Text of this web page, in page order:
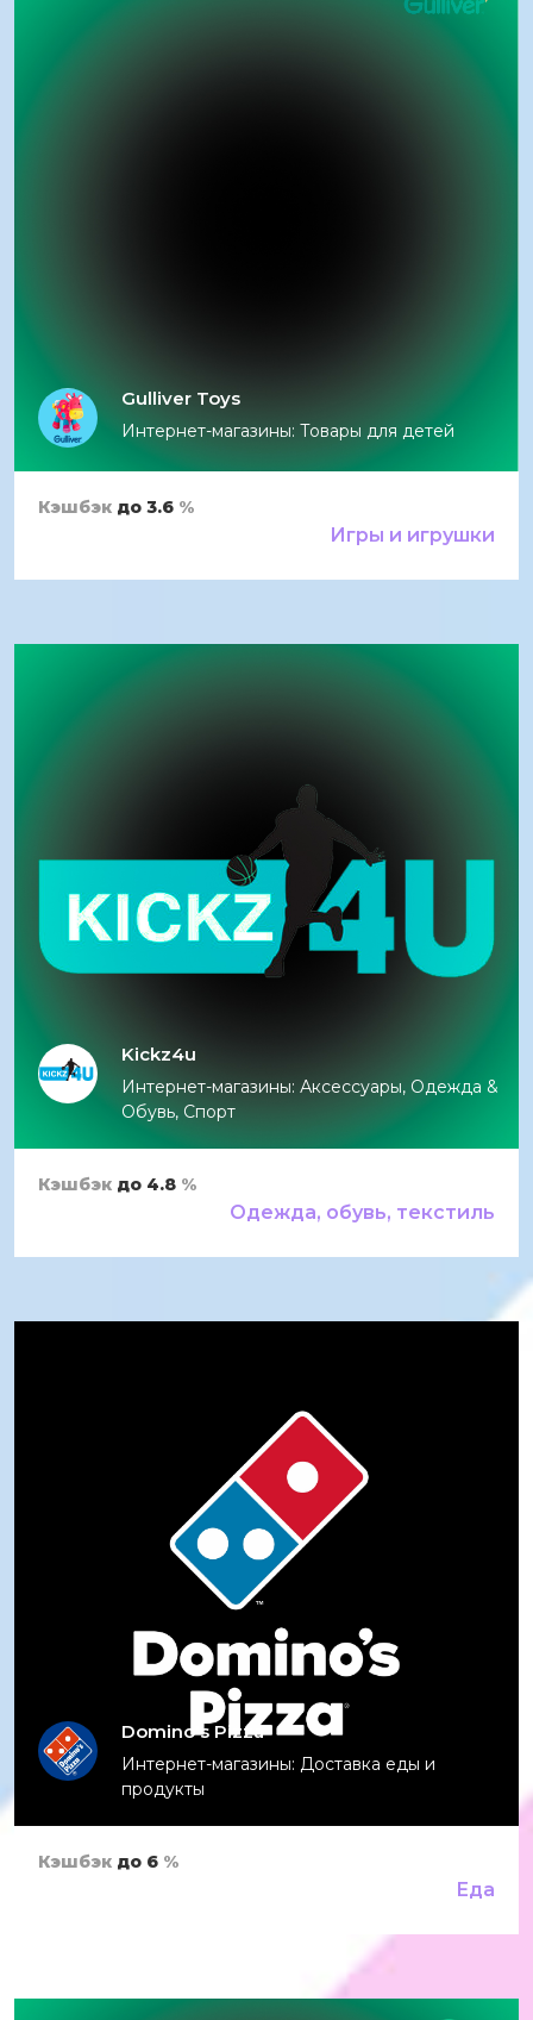
Gulliver Toys
Интернет-магазины: Товары для детей
Кэшбэк до 3.6 %
Игры и игрушки
Kickz4u
Интернет-магазины: Аксессуары, Одежда &
Обувь, Спорт
Кэшбэк до 4.8 %
Одежда, обувь, текстиль
Domino's Pizza
Интернет-магазины: Доставка еды и
продукты
Кэшбэк до 6 %
Еда